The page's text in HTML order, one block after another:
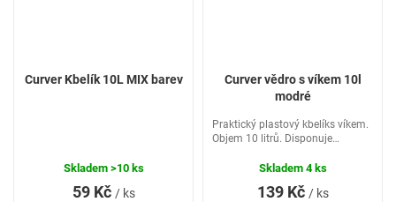
Curver Kbelík 10L MIX barev
59 Kč / ks
Skladem >10 ks
Curver vědro s víkem 10l
modré
139 Kč / ks
Praktický plastový kbelíks víkem.
Objem 10 litrů. Disponuje
umožňuje volné přenášení
Skladem 4 ks